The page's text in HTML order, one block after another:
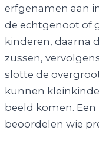
erfgenamen aan
de echtgenoot of
kinderen, daarna
zussen,
slotte de
kunnen
beeld komen.
beoordelen wie